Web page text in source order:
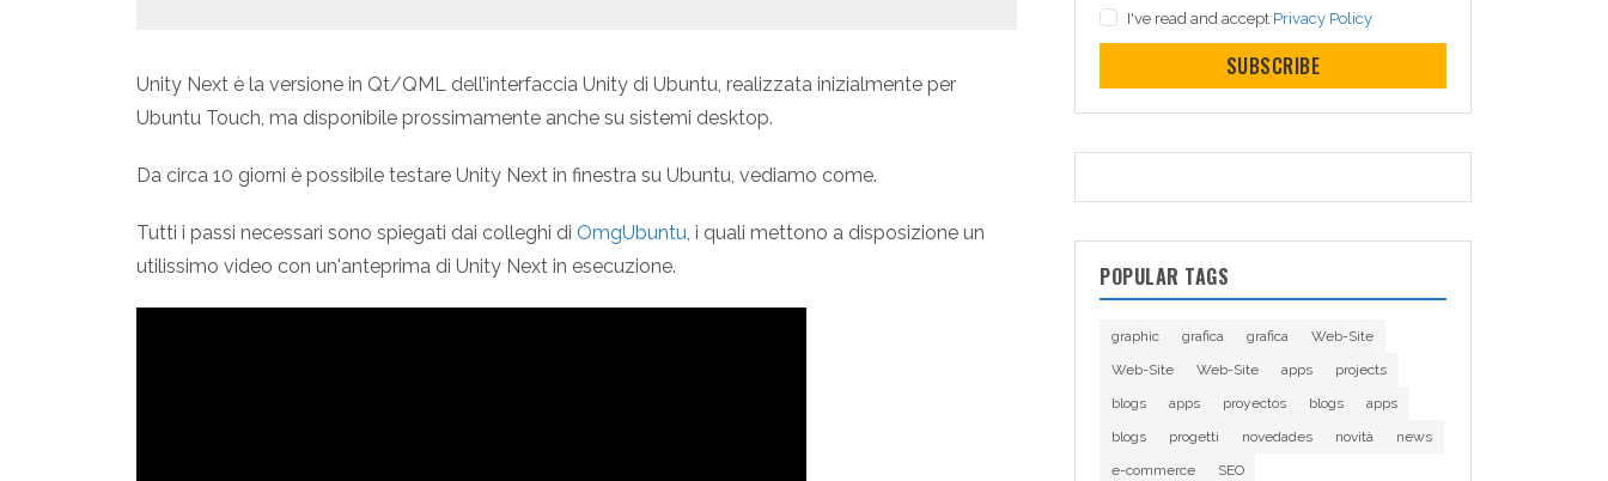
Unity Next è la versione in Qt/QML dell’interfaccia Unity di Ubuntu, realizzata inizialmente per
Ubuntu Touch, ma disponibile prossimamente anche su sistemi desktop.
Da circa 10 giorni è possibile testare Unity Next in finestra su Ubuntu, vediamo come.
Tutti i passi necessari sono spiegati dai colleghi di OmgUbuntu , i quali mettono a disposizione un
utilissimo video con un'anteprima di Unity Next in esecuzione.
I've read and accept Privacy Policy
SUBSCRIBE
POPULAR TAGS
graphic grafica grafica
Web-Site
Web-Site
Web-Site apps
projects
blogs
apps proyectos blogs
apps
blogs
progetti novedades novità
news
e-commerce
SEO